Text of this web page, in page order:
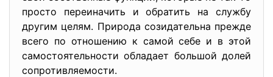
просто переиначить и обратить на службу
другим целям. Природа созидательна прежде
всего по отношению к самой себе и в этой
самостоятельности обладает большой долей
сопротивляемости.